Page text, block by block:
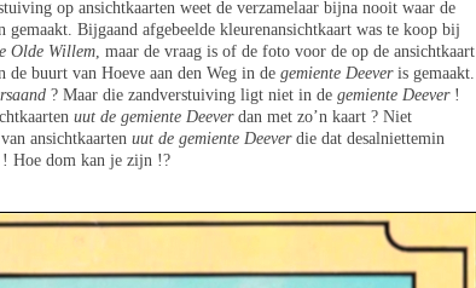
op ansichtkaarten weet de verzamelaar bijna nooit waar de
Bijgaand afgebeelde kleurenansichtkaart was te koop bij
Olde Willem , maar de vraag is of de foto voor de op de ansichtkaart
buurt van Hoeve aan den Weg in de gemiente Deeveris gemaakt.
? Maar die zandverstuiving ligt niet in de gemiente Deever !
uut de gemiente Deeverdan met zo’n kaart ? Niet
ansichtkaarten uut de gemiente Deeverdie dat desalniettemin
! Hoe dom kan je zijn !?